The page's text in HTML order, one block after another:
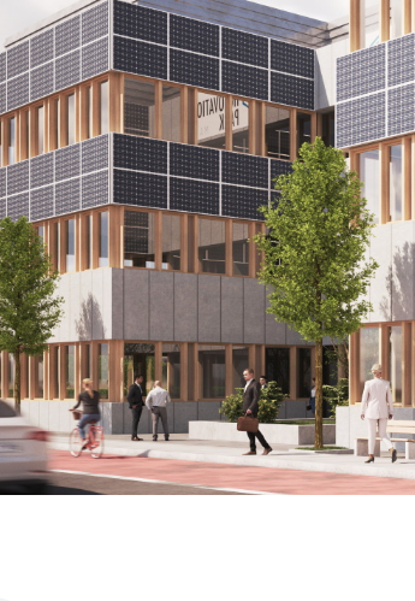
Engagement
Kontakt